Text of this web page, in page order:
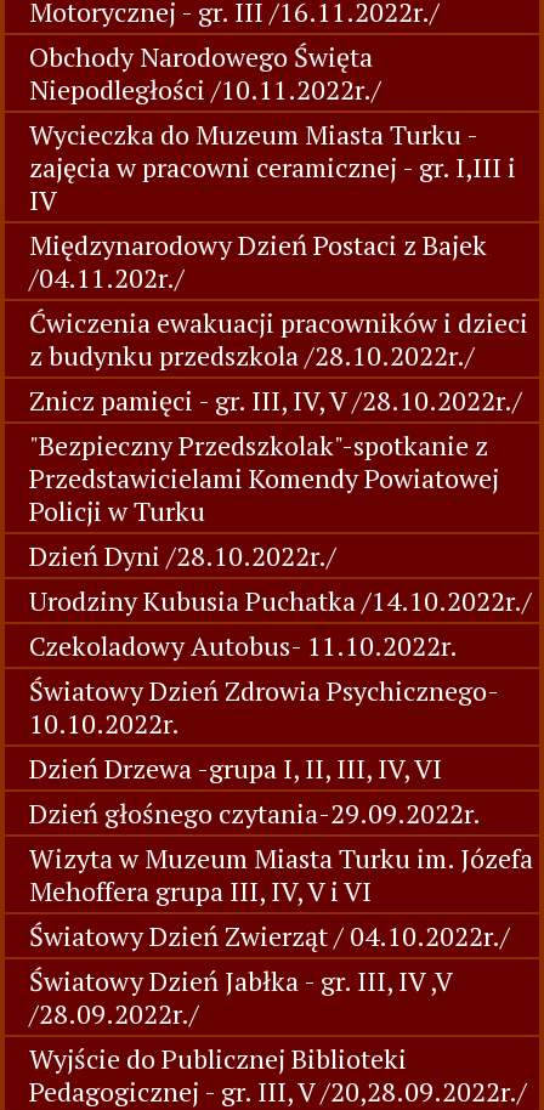
Motorycznej - gr. III /16.11.2022r./
Obchody Narodowego Święta
Niepodległości /10.11.2022r./
Wycieczka do Muzeum Miasta Turku -
zajęcia w pracowni ceramicznej - gr. I,III i
IV
Międzynarodowy Dzień Postaci z Bajek
/04.11.202r./
Ćwiczenia ewakuacji pracowników i dzieci
z budynku przedszkola /28.10.2022r./
Znicz pamięci - gr. III, IV, V /28.10.2022r./
"Bezpieczny Przedszkolak"-spotkanie z
Przedstawicielami Komendy Powiatowej
Policji w Turku
Dzień Dyni /28.10.2022r./
Urodziny Kubusia Puchatka /14.10.2022r./
Czekoladowy Autobus- 11.10.2022r.
Światowy Dzień Zdrowia Psychicznego-
10.10.2022r.
Dzień Drzewa -grupa I, II, III, IV, VI
Dzień głośnego czytania-29.09.2022r.
Wizyta w Muzeum Miasta Turku im. Józefa
Mehoffera grupa III, IV, V i VI
Światowy Dzień Zwierząt / 04.10.2022r./
Światowy Dzień Jabłka - gr. III, IV ,V
/28.09.2022r./
Wyjście do Publicznej Biblioteki
Pedagogicznej - gr. III, V /20,28.09.2022r./